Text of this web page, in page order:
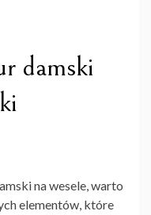
damski
na wesele, warto
elementów, które